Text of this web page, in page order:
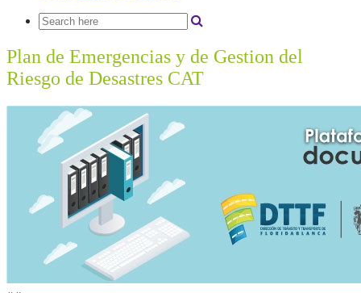
Plan de Emergencias y de Gestion del
Riesgo de Desastres CAT